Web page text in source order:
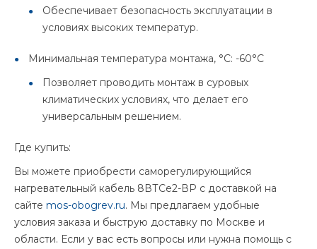
Обеспечивает безопасность эксплуатации в
условиях высоких температур.
Минимальная температура монтажа, °C: -60°C
Позволяет проводить монтаж в суровых
климатических условиях, что делает его
универсальным решением.
Где купить:
Вы можете приобрести саморегулирующийся
нагревательный кабель 8ВТСе2-ВР с доставкой на
сайте mos-obogrev.ru. Мы предлагаем удобные
условия заказа и быструю доставку по Москве и
области. Если у вас есть вопросы или нужна помощь с